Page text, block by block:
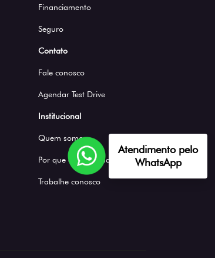
Financiamento
Seguro
Contato
Fale conosco
Agendar Test Drive
Institucional
Quem somos
Por que comprar na Saga
Trabalhe conosco
Atendimento pelo
WhatsApp